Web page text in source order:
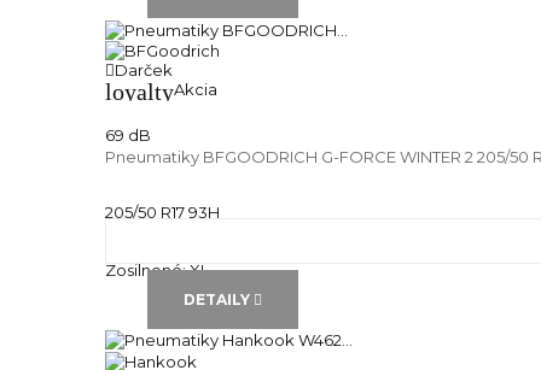
Darček
loyaltyAkcia
69 dB
Pneumatiky BFGOODRICH G-FORCE WINTER 2 205/50
205/50 R17 93H
Zosilnené:XL
DETAILY